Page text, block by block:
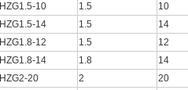
HZG1.5-10
1.5
10
HZG1.5-14
1.5
14
HZG1.8-12
1.5
12
HZG1.8-14
1.8
14
HZG2-20
2
20